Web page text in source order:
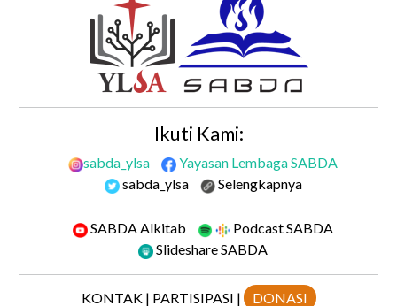
Ikuti Kami:
sabda_ylsa
Yayasan Lembaga SABDA
sabda_ylsa
Selengkapnya
SABDA Alkitab
Podcast SABDA
Slideshare SABDA
KONTAK| PARTISIPASI | DONASI